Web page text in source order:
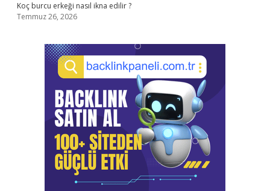
Koç burcu erkeği nasıl ikna edilir ?
Temmuz 26, 2026